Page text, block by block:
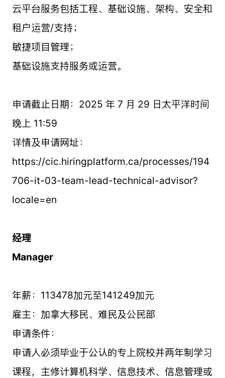
云平台服务包括工程、基础设施、架构、安全和
租户运营/支持；
敏捷项目管理；
基础设施支持服务或运营。
申请截止日期：2025 年 7 月 29 日太平洋时间
晚上 11:59
详情及申请网址：
https://cic.hiringplatform.ca/processes/194
706-it-03-team-lead-technical-advisor?
locale=en
经理
Manager
年薪：113478加元至141249加元
雇主：加拿大移民、难民及公民部
申请条件：
申请人必须毕业于公认的专上院校并两年制学习
课程，主修计算机科学、信息技术、信息管理或